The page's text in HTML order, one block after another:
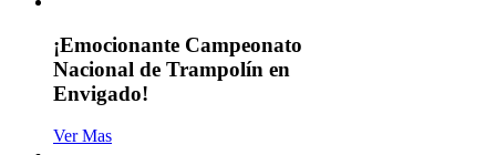
¡Emocionante Campeonato
Nacional de Trampolín en
Envigado!
Ver Mas